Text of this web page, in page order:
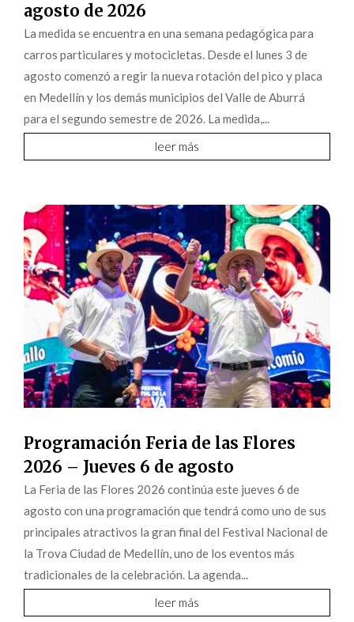
agosto de 2026
La medida se encuentra en una semana pedagógica para
carros particulares y motocicletas. Desde el lunes 3 de
agosto comenzó a regir la nueva rotación del pico y placa
en Medellín y los demás municipios del Valle de Aburrá
para el segundo semestre de 2026. La medida,...
leer más
Programación Feria de las Flores
2026 – Jueves 6 de agosto
La Feria de las Flores 2026 continúa este jueves 6 de
agosto con una programación que tendrá como uno de sus
principales atractivos la gran final del Festival Nacional de
la Trova Ciudad de Medellín, uno de los eventos más
tradicionales de la celebración. La agenda...
leer más